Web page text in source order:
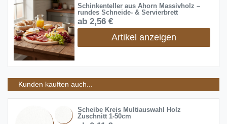
Schinkenteller aus Ahorn Massivholz –
rundes Schneide- & Servierbrett
ab 2,56 €
Artikel anzeigen
Kunden kauften auch...
Scheibe Kreis Multiauswahl Holz
Zuschnitt 1-50cm